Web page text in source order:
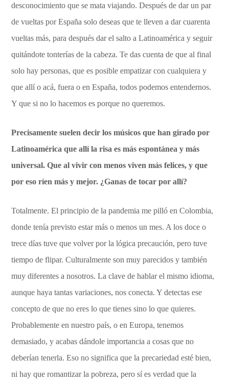
desconocimiento que se mata viajando. Después de dar un par
de vueltas por España solo deseas que te lleven a dar cuarenta
vueltas más, para después dar el salto a Latinoamérica y seguir
quitándote tonterías de la cabeza. Te das cuenta de que al final
solo hay personas, que es posible empatizar con cualquiera y
que allí o acá, fuera o en España, todos podemos entendernos.
Y que si no lo hacemos es porque no queremos.
Precisamente suelen decir los músicos que han girado por
Latinoamérica que allí la risa es más espontánea y más
universal. Que al vivir con menos viven más felices, y que
por eso ríen más y mejor. ¿Ganas de tocar por allí?
Totalmente. El principio de la pandemia me pilló en Colombia,
donde tenía previsto estar más o menos un mes. A los doce o
trece días tuve que volver por la lógica precaución, pero tuve
tiempo de flipar. Culturalmente son muy parecidos y también
muy diferentes a nosotros. La clave de hablar el mismo idioma,
aunque haya tantas variaciones, nos conecta. Y detectas ese
concepto de que no eres lo que tienes sino lo que quieres.
Probablemente en nuestro país, o en Europa, tenemos
demasiado, y acabas dándole importancia a cosas que no
deberían tenerla. Eso no significa que la precariedad esté bien,
ni hay que romantizar la pobreza, pero sí es verdad que la